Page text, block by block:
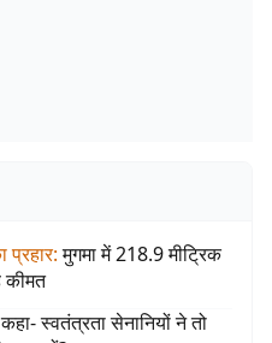
: मुगमा में 218.9 मीट्रिक
कीमत
स्वतंत्रता सेनानियों ने तो